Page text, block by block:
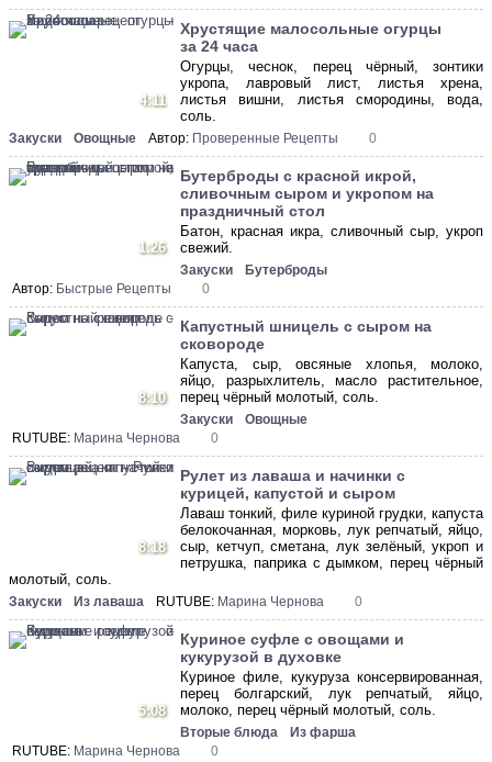
4:11
Хрустящие малосольные огурцы
за 24 часа
Огурцы, чеснок, перец чёрный, зонтики
укропа, лавровый лист, листья хрена,
листья вишни, листья смородины, вода,
соль.
Закуски Овощные Автор: Проверенные Рецепты 0
1:26
Бутерброды с красной икрой,
сливочным сыром и укропом на
праздничный стол
Батон, красная икра, сливочный сыр, укроп
свежий.
Закуски
Бутерброды
Автор: Быстрые Рецепты 0
8:10
Капустный шницель с сыром на
сковороде
Капуста, сыр, овсяные хлопья, молоко,
яйцо, разрыхлитель, масло растительное,
перец чёрный молотый, соль.
Закуски
Овощные
RUTUBE: Марина Чернова 0
8:18
Рулет из лаваша и начинки с
курицей, капустой и сыром
Лаваш тонкий, филе куриной грудки, капуста
белокочанная, морковь, лук репчатый, яйцо,
сыр, кетчуп, сметана, лук зелёный, укроп и
петрушка, паприка с дымком, перец чёрный
молотый, соль.
Закуски Из лаваша RUTUBE: Марина Чернова 0
5:08
Куриное суфле с овощами и
кукурузой в духовке
Куриное филе, кукуруза консервированная,
перец болгарский, лук репчатый, яйцо,
молоко, перец чёрный молотый, соль.
Вторые блюда
Из фарша
RUTUBE: Марина Чернова 0